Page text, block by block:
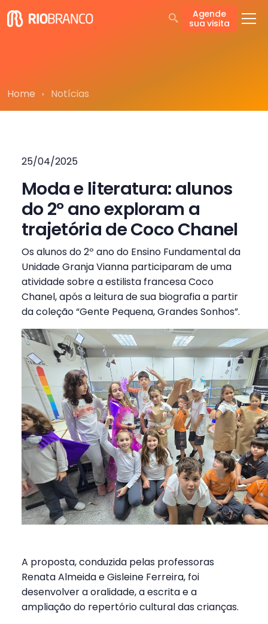
Agende
sua visita
Home Notícias
25/04/2025
Moda e literatura: alunos
do 2º ano exploram a
trajetória de Coco Chanel
Os alunos do 2º ano do Ensino Fundamental da
Unidade Granja Vianna participaram de uma
atividade sobre a estilista francesa Coco
Chanel, após a leitura de sua biografia a partir
da coleção “Gente Pequena, Grandes Sonhos”.
A proposta, conduzida pelas professoras
Renata Almeida e Gisleine Ferreira, foi
desenvolver a oralidade, a escrita e a
ampliação do repertório cultural das crianças.